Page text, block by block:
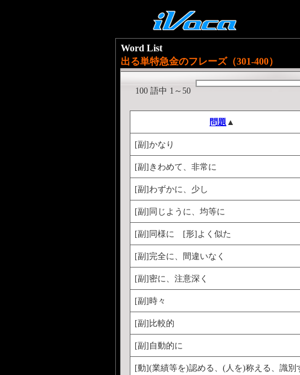
Word List
出る単特急金のフレーズ（301-400）
100 語中 1～50
問題 ▲
[副]かなり
[副]きわめて、非常に
[副]わずかに、少し
[副]同じように、均等に
[副]同様に [形]よく似た
[副]完全に、間違いなく
[副]密に、注意深く
[副]時々
[副]比較的
[副]自動的に
[動](業績等を)認める、(人を)称える、識別